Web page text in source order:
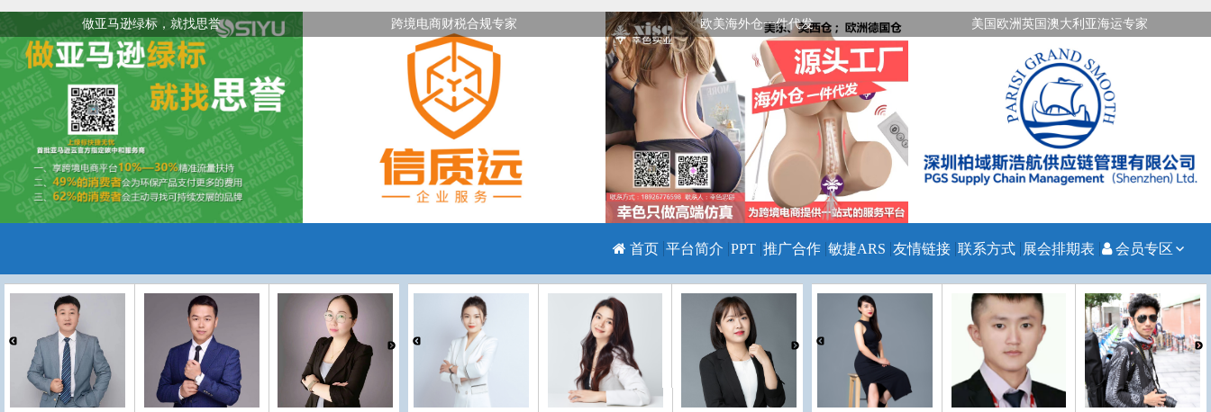
做亚马逊绿标，就找思誉 跨境电商财税合规专家 欧美海外仓一件代发 美国欧洲英国澳大利亚海运专家
首页 平台简介 PPT 推广合作 敏捷ARS 友情链接 联系方式 展会排期表 会员专区
注册会员
会员登录
忘记密码